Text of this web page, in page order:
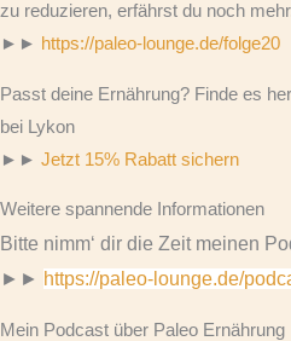
zu reduzieren, erfährst du noch
►► https://paleo-lounge.de/folge20
Passt deine Ernährung? Finde es
bei Lykon
►► Jetzt 15% Rabatt sichern
Weitere spannende Informationen
Bitte nimm‘ dir die Zeit meinen
►► https://paleo-lounge.de/
Mein Podcast über Paleo Ernährung